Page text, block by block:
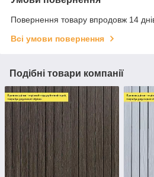
Повернення товару впродовж 14
Всі умови повернення
Подібні товари компанії